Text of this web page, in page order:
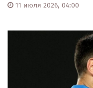
11 июля 2026, 04:00